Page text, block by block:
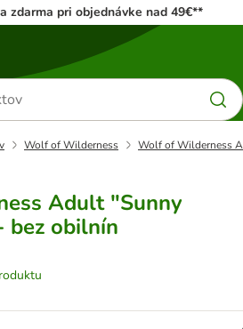
zdarma pri objednávke nad 49€**
Wolf of Wilderness Wolf of Wilderness
Adult "Sunny
bez obilnín